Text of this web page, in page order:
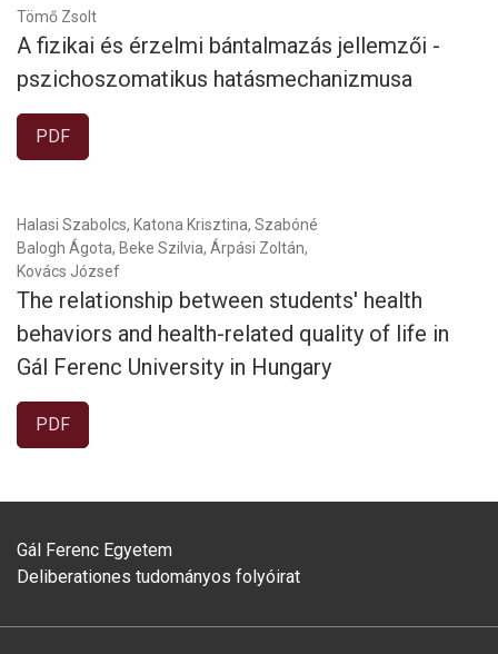
Tömő Zsolt
A fizikai és érzelmi bántalmazás jellemzői -
pszichoszomatikus hatásmechanizmusa
PDF
Halasi Szabolcs, Katona Krisztina, Szabóné
Balogh Ágota, Beke Szilvia, Árpási Zoltán,
Kovács József
The relationship between students' health
behaviors and health-related quality of life in
Gál Ferenc University in Hungary
PDF
Gál Ferenc Egyetem
Deliberationes tudományos folyóirat